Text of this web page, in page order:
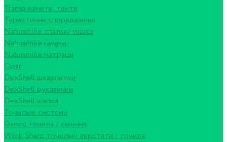
Tramp намети, тенти
Туристичне спорядження
Naturehike спальні мішки
Naturehike гамаки
Naturehike матраци
Одяг
DexShell шкарпетки
DexShell рукавички
DexShell шапки
Точильні системи
Ganzo точила і каміння
Work Sharp точильні верстати і точила